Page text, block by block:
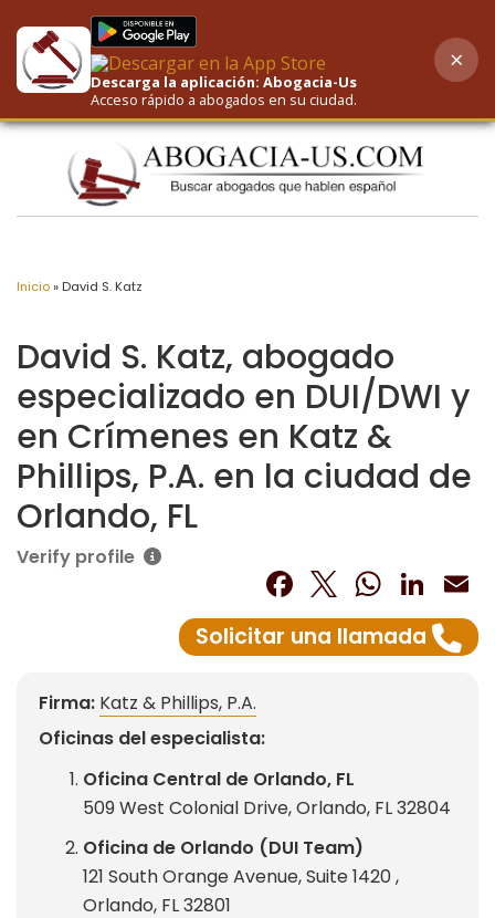
AI-Powered Search
Inicio» David S. Katz
David S. Katz, abogado
especializado en DUI/DWI y
en Crímenes en Katz &
Phillips, P.A. en la ciudad de
Orlando, FL
Verify profile
Facebook
Twitter
Solicitar una llamada
Firma: Katz & Phillips, P.A.
Oficinas del especialista:
Oficina Central de Orlando, FL
509 West Colonial Drive, Orlando, FL 32804
Oficina de Orlando (DUI Team)
121 South Orange Avenue, Suite 1420 ,
Orlando, FL 32801
Descarga la aplicación: Abogacia-Us
Acceso rápido a abogados en su ciudad.
×